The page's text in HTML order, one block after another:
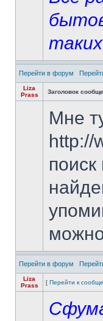
Перейти в форум
Liza
Prass
Заголовок
Мне
http://
Перейти в форум
Liza
Prass
[ Перейти к